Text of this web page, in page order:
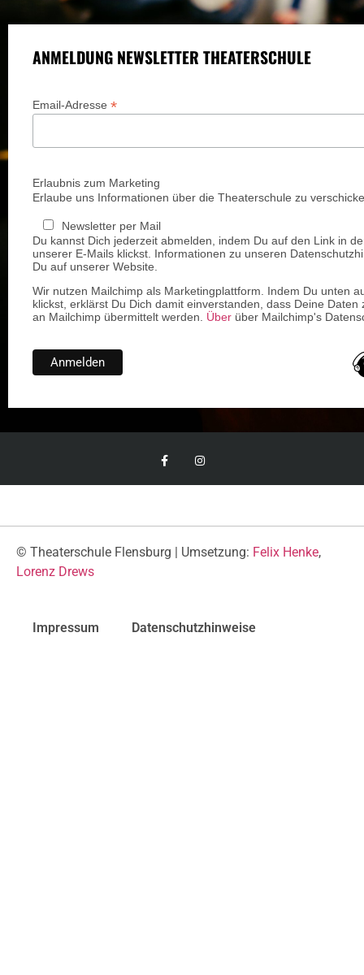
ANMELDUNG NEWSLETTER THEATERSCHULE
Email-Adresse *
Erlaubnis zum Marketing
Erlaube uns Informationen über die Theaterschule zu
Newsletter per Mail
Du kannst Dich jederzeit abmelden, indem Du auf den Link in
unserer E-Mails klickst. Informationen zu unseren
Du auf unserer Website.
Wir nutzen Mailchimp als Marketingplattform. Indem Du unten
klickst, erklärst Du Dich damit einverstanden, dass Deine Daten
an Mailchimp übermittelt werden. Über über Mailchimp's
© Theaterschule Flensburg | Umsetzung: Felix Henke,
Lorenz Drews
Impressum Datenschutzhinweise